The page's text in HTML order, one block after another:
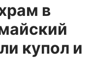
в
купол и